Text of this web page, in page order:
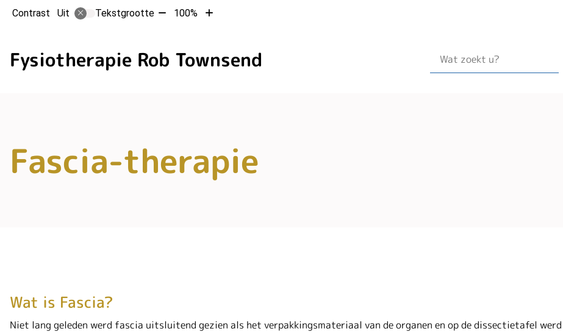
Contrast Uit Tekstgrootte Tekst
10%
100%
Tekst
Fysiotherapie Rob Townsend
Fascia-therapie
Wat is Fascia?
Niet lang geleden werd fascia uitsluitend gezien als het verpakkingsmateriaal van de organen en op de dissectietafel werd